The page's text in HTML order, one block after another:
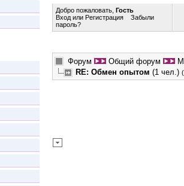
Добро пожаловать,Гость
Входили Регистрация
Забыли
пароль?
Форум Общий форум
RE: Обмен опытом(1 чел.)